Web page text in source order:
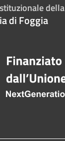
della
di Foggia